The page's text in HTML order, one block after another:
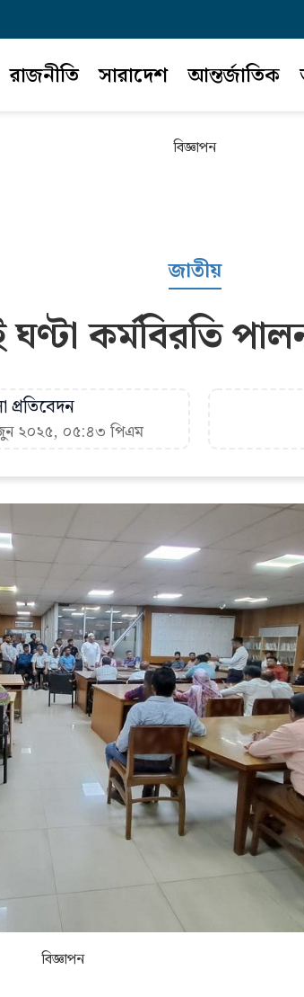
রাজনীতি সারাদেশ আন্তর্জাতিক
বিজ্ঞাপন
জাতীয়
কর্মবিরতি
প্রতিবেদন
২০২৫, ০৫:৪৩ পিএম
বিজ্ঞাপন